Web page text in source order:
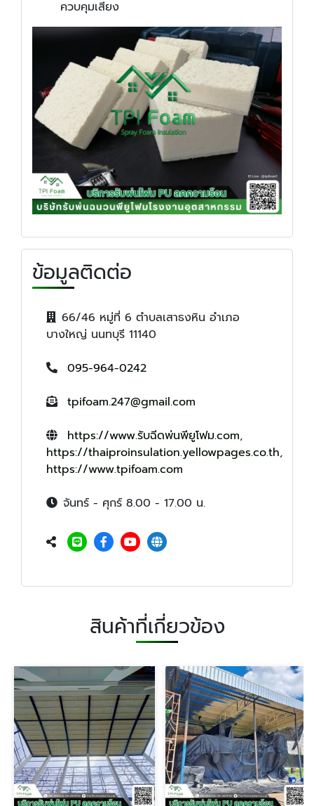
ควบคุมเสียง
ข้อมูลติดต่อ
66/46 หมู่ที่ 6 ตำบลเสาธงหิน อำเภอ
บางใหญ่ นนทบุรี 11140
095-964-0242
tpifoam.247@gmail.com
https://www.รับฉีดพ่นพียูโฟม.com,
https://thaiproinsulation.yellowpages.co.th,
https://www.tpifoam.com
จันทร์ - ศุกร์ 8.00 - 17.00 น.
สินค้าที่เกี่ยวข้อง